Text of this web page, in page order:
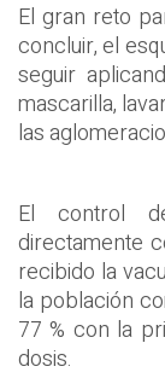
El gran reto
concluir, el
seguir
mascarilla,
las
El control
directamente
recibido la
la población
77 % con la
dosis.